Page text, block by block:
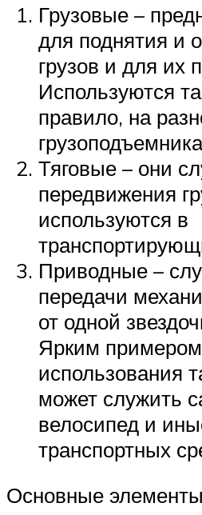
Грузовые –
для поднятия и
грузов и для их
Используются
правило, на
Тяговые – они
передвижения
используются в
Приводные –
передачи
от одной
Ярким примером
использования
может служить
велосипед и
транспортных
Основные